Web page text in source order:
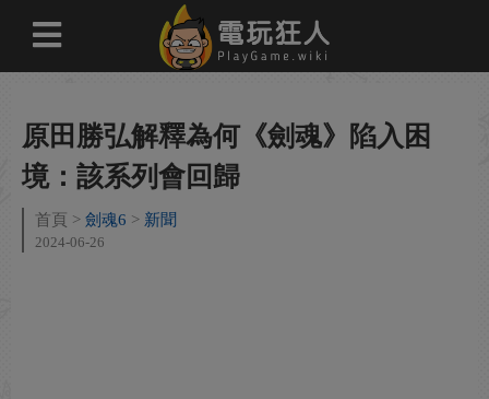
原田勝弘解釋為何《劍魂》陷入困
境：該系列會回歸
首頁 劍魂6 新聞
2024-06-26